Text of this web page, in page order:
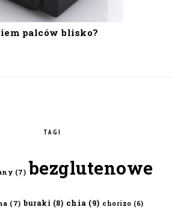
palców blisko?
TAGI
(7) bezglutenowe
(7) buraki (8) chia (9) chorizo (6)